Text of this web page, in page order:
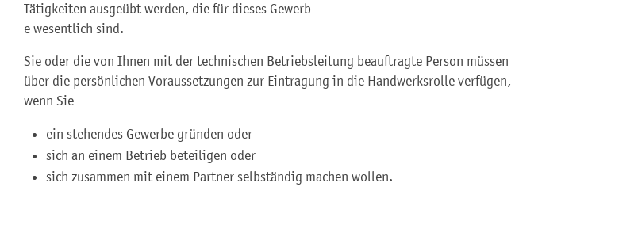
Tätigkeiten ausgeübt werden, die für dieses Gewerb
e wesentlich sind.
Sie oder die von Ihnen mit der technischen Betriebsleitung beauftragte Person müssen
über die persönlichen Voraussetzungen zur Eintragung in die Handwerksrolle verfügen,
wenn Sie
ein stehendes Gewerbe gründen oder
sich an einem Betrieb beteiligen oder
sich zusammen mit einem Partner selbständig machen wollen.